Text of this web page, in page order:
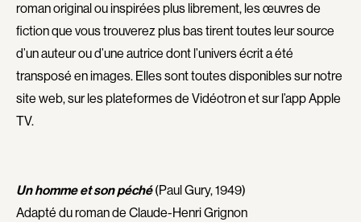
1980
1990
2000
2010
Réalisateur
Adams Dominique
Alacchi Carlo
Albernhe Tremblay Édouard
Albert Geneviève
roman original ou inspirées plus librement, les œuvres de
fiction que vous trouverez plus bas tirent toutes leur source
d’un auteur ou d’une autrice dont l’univers écrit a été
transposé en images. Elles sont toutes disponibles sur notre
site web, sur les plateformes de Vidéotron et sur l’app Apple
TV.
Un homme et son péché(Paul Gury, 1949)
Adapté du roman de Claude-Henri Grignon